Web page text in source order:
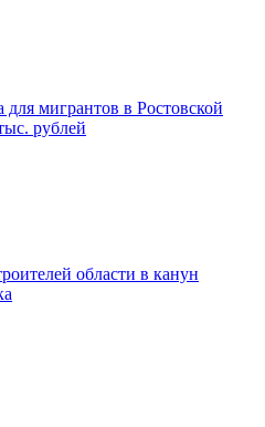
для мигрантов в Ростовской
рублей
области в канун